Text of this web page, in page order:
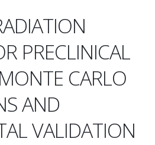
PRECLINICAL
CARLO
AND
VALIDATION